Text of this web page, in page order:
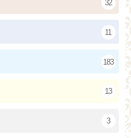
32
11
183
13
3